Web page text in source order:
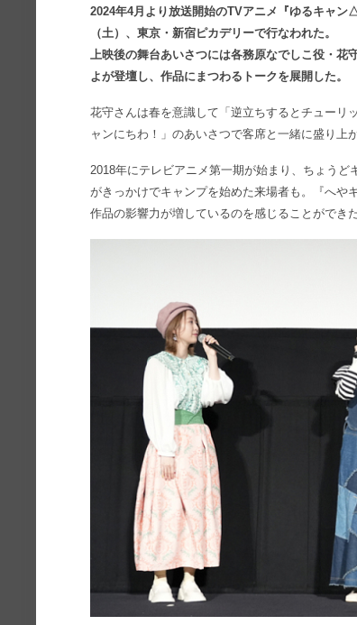
2024年4月より放送開始のTVアニメ『ゆるキャ
（土）、東京・新宿ピカデリーで行なわれた。
上映後の舞台あいさつには各務原なでしこ役・花
よが登壇し、作品にまつわるトークを展開した。
花守さんは春を意識して「逆立ちするとチューリ
ャンにちわ！」のあいさつで客席と一緒に盛り上が
2018年にテレビアニメ第一期が始まり、ちょう
がきっかけでキャンプを始めた来場者も。『へや
作品の影響力が増しているのを感じることができた